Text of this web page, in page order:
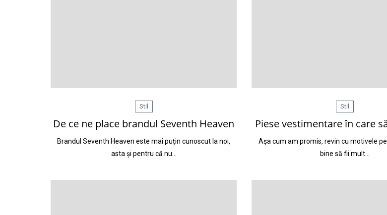
Stil
De ce ne place brandul Seventh Heaven
Brandul Seventh Heaven este mai puțin cunoscut la noi,
asta și pentru că nu…
Stil
Piese vestimentare în care
Așa cum am promis, revin cu motivele
bine să fii mult…